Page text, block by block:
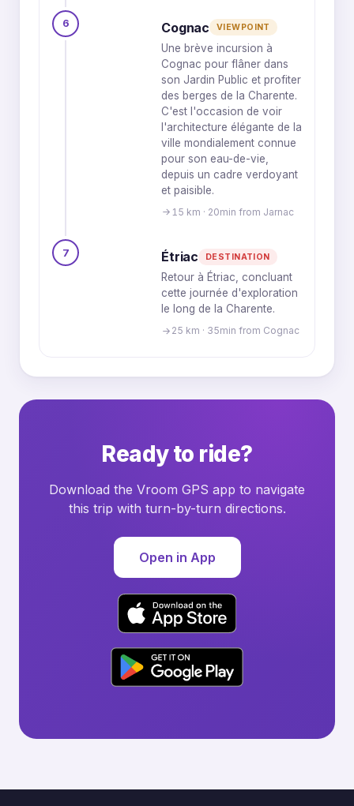
6 Cognac VIEWPOINT
Une brève incursion à
Cognac pour flâner dans
son Jardin Public et profiter
des berges de la Charente.
C'est l'occasion de voir
l'architecture élégante de la
ville mondialement connue
pour son eau-de-vie,
depuis un cadre verdoyant
et paisible.
15 km · 20min from Jarnac
7 Étriac DESTINATION
Retour à Étriac, concluant
cette journée d'exploration
le long de la Charente.
25 km · 35min from Cognac
Ready to ride?
Download the Vroom GPS app to navigate
this trip with turn-by-turn directions.
Open in App